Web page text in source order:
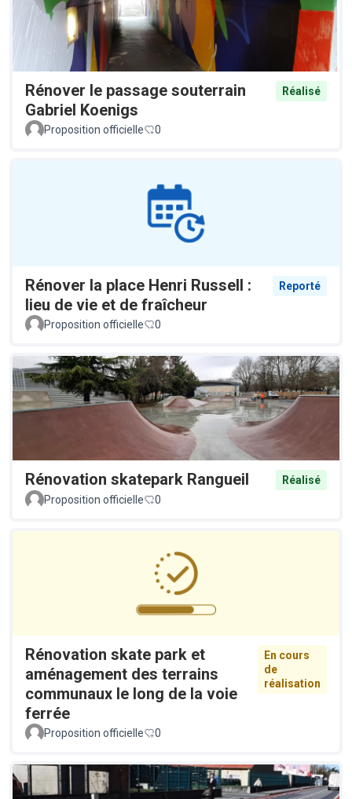
Rénover le passage souterrain
Gabriel Koenigs
Réalisé
Proposition officielle 0
Rénover la place Henri Russell :
lieu de vie et de fraîcheur
Reporté
Proposition officielle 0
Rénovation skatepark Rangueil
Réalisé
Proposition officielle
0
Rénovation skate park et
aménagement des terrains
communaux le long de la voie
ferrée
En cours
de
réalisation
Proposition officielle 0